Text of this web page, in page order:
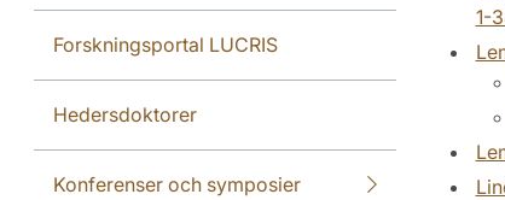
Forskningsportal LUCRIS
Hedersdoktorer
Konferenser och symposier
1-